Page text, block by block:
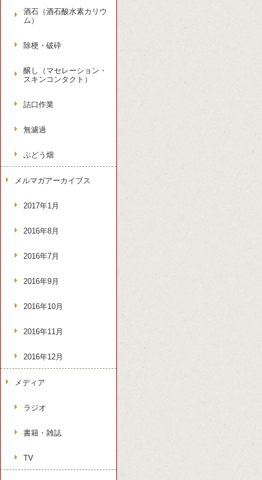
酒石（酒石酸水素カリウ
ム）
除梗・破砕
醸し（マセレーション・
スキンコンタクト）
詰口作業
無濾過
ぶどう畑
メルマガアーカイブス
2017年1月
2016年8月
2016年7月
2016年9月
2016年10月
2016年11月
2016年12月
メディア
ラジオ
書籍・雑誌
TV